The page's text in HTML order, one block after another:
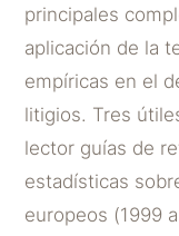
principales
aplicación de la
empíricas en el
litigios. Tres
lector guías de
estadísticas
europeos (1999